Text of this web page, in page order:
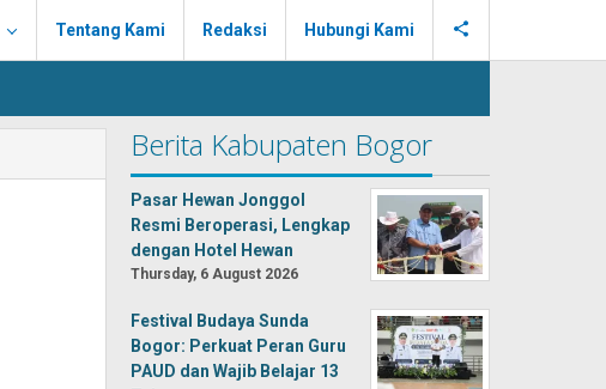
Tentang Kami Redaksi Hubungi Kami
Berita Kabupaten Bogor
Pasar Hewan Jonggol
Resmi Beroperasi, Lengkap
dengan Hotel Hewan
Thursday, 6 August 2026
Festival Budaya Sunda
Bogor: Perkuat Peran Guru
PAUD dan Wajib Belajar 13